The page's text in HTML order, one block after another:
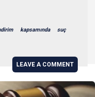
kapsamında suç
LEAVE A COMMENT